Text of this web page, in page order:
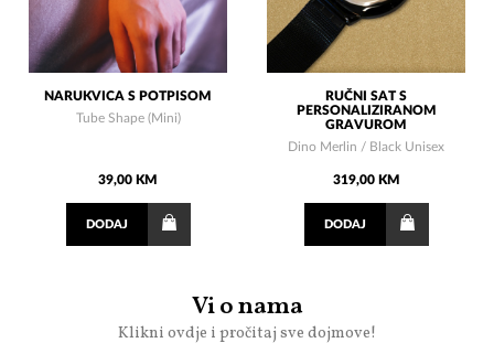
NARUKVICA S POTPISOM
Tube Shape (Mini)
39,00 KM
DODAJ
RUČNI SAT S
PERSONALIZIRANOM
GRAVUROM
Dino Merlin / Black Unisex
319,00 KM
DODAJ
Vi o nama
Klikni ovdje i pročitaj sve dojmove!